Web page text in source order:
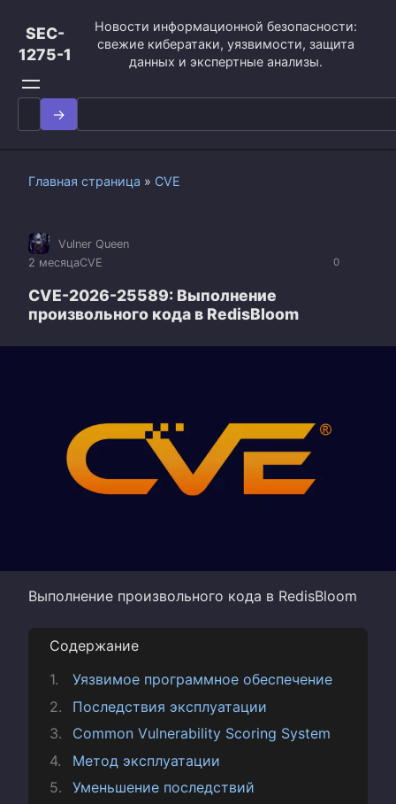
контенту
SEC-
1275-1
Новости информационной безопасности:
свежие кибератаки, уязвимости, защита
данных и экспертные анализы.
Search
for:
Главная страница » CVE
0
Vulner Queen
2 месяцаCVE
CVE-2026-25589: Выполнение
произвольного кода в RedisBloom
Выполнение произвольного кода в RedisBloom
Содержание
Уязвимое программное обеспечение
Последствия эксплуатации
Common Vulnerability Scoring System
Метод эксплуатации
Уменьшение последствий